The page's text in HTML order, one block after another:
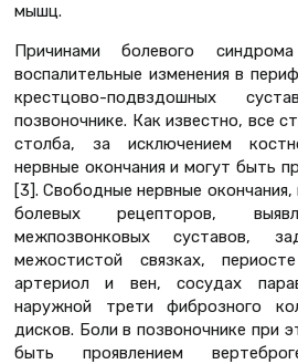
мышц.
Причинами болевого
воспалительные изменения в
крестцово-подвздошных
позвоночнике. Как известно, все
столба, за исключением
нервные окончания и могут быть
[3]. Свободные нервные
болевых рецепторов,
межпозвонковых суставов,
межостистой связках,
артериол и вен, сосудах
наружной трети фиброзного
дисков. Боли в позвоночнике при
быть проявлением